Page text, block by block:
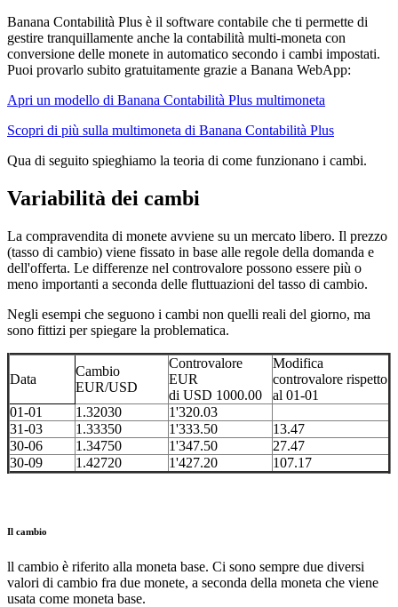
Banana Contabilità Plus è il software contabile che ti permette di
gestire tranquillamente anche la contabilità multi-moneta con
conversione delle monete in automatico secondo i cambi impostati.
Puoi provarlo subito gratuitamente grazie a Banana WebApp:
Apri un modello di Banana Contabilità Plus multimoneta
Scopri di più sulla multimoneta di Banana Contabilità Plus
Qua di seguito spieghiamo la teoria di come funzionano i cambi.
Variabilità dei cambi
La compravendita di monete avviene su un mercato libero. Il prezzo
(tasso di cambio) viene fissato in base alle regole della domanda e
dell'offerta. Le differenze nel controvalore possono essere più o
meno importanti a seconda delle fluttuazioni del tasso di cambio.
Negli esempi che seguono i cambi non quelli reali del giorno, ma
sono fittizi per spiegare la problematica.
Data
Cambio
EUR/USD
Controvalore
EUR
di USD 1000.00
Modifica
controvalore rispetto
al 01-01
01-01
1.32030
1'320.03
31-03
1.33350 1'333.50
13.47
30-06
1.34750 1'347.50
27.47
30-09
1.42720 1'427.20 107.17
Il cambio
ll cambio è riferito alla moneta base. Ci sono sempre due diversi
valori di cambio fra due monete, a seconda della moneta che viene
usata come moneta base.